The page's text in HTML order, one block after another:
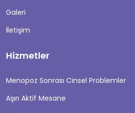
Galeri
İletişim
Hizmetler
Menopoz Sonrası Cinsel Problemler
Aşırı Aktif Mesane